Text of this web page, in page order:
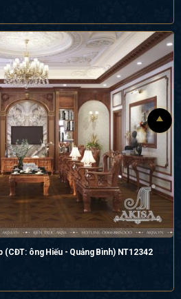
(CĐT: ông Hiếu - Quảng Bình) NT12342